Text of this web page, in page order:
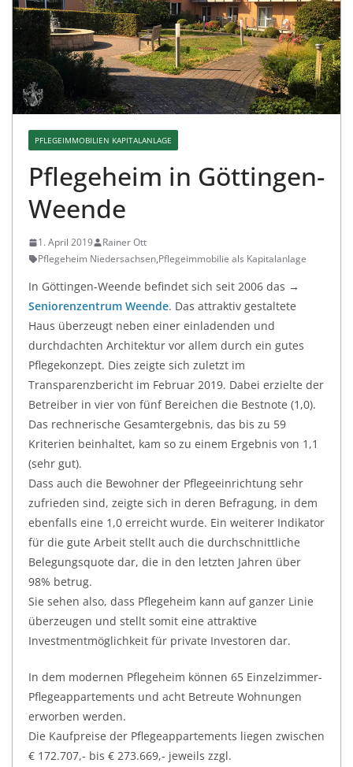
PFLEGEIMMOBILIEN KAPITALANLAGE
Pflegeheim in Göttingen-
Weende
1. April 2019
Rainer Ott
Pflegeheim Niedersachsen,Pflegeimmobilie als Kapitalanlage
In Göttingen-Weende befindet sich seit 2006 das →
Seniorenzentrum Weende. Das attraktiv gestaltete
Haus überzeugt neben einer einladenden und
durchdachten Architektur vor allem durch ein gutes
Pflegekonzept. Dies zeigte sich zuletzt im
Transparenzbericht im Februar 2019. Dabei erzielte der
Betreiber in vier von fünf Bereichen die Bestnote (1,0).
Das rechnerische Gesamtergebnis, das bis zu 59
Kriterien beinhaltet, kam so zu einem Ergebnis von 1,1
(sehr gut).
Dass auch die Bewohner der Pflegeeinrichtung sehr
zufrieden sind, zeigte sich in deren Befragung, in dem
ebenfalls eine 1,0 erreicht wurde. Ein weiterer Indikator
für die gute Arbeit stellt auch die durchschnittliche
Belegungsquote dar, die in den letzten Jahren über
98% betrug.
Sie sehen also, dass Pflegeheim kann auf ganzer Linie
überzeugen und stellt somit eine attraktive
Investmentmöglichkeit für private Investoren dar.
In dem modernen Pflegeheim können 65 Einzelzimmer-
Pflegeappartements und acht Betreute Wohnungen
erworben werden.
Die Kaufpreise der Pflegeappartements liegen zwischen
€ 172.707,- bis € 273.669,- jeweils zzgl.